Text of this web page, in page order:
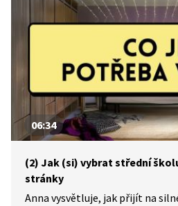
06:34
(2) Jak (si) vybrat střední
stránky
Anna vysvětluje, jak přijít na